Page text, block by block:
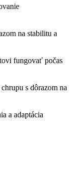
na stabilitu a
fungovať počas
s dôrazom na
a adaptácia